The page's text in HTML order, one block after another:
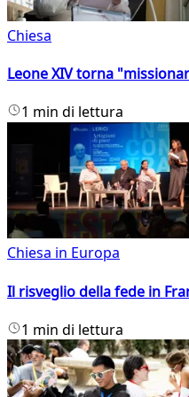
Chiesa
Leone XIV torna
1 min di lettura
Chiesa in Europa
Il risveglio della fede in
1 min di lettura